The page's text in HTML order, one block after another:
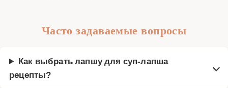
Часто задаваемые вопросы
Как выбрать лапшу для суп-лапша
рецепты?